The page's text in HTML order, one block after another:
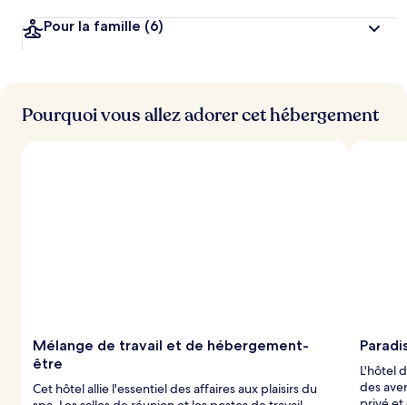
Pour la famille (6)
Pourquoi vous allez adorer cet hébergement
Mélange de travail et de hébergement-
être
Cet hôtel allie l'essentiel des affaires aux plaisirs du
L'hôtel
des